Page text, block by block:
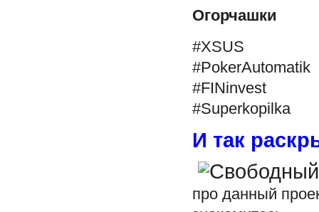
Огорчашки
#XSUS
#PokerAutomatik
#FINinvest
#Superkopilka
И так
про данный